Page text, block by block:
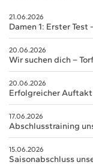
21.06.2026
Damen 1: Erster
20.06.2026
Wir suchen dich –
20.06.2026
Erfolgreicher
17.06.2026
Abschlusstraining
15.06.2026
Saisonabschluss